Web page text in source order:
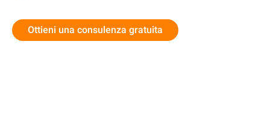
Ottieni una consulenza gratuita